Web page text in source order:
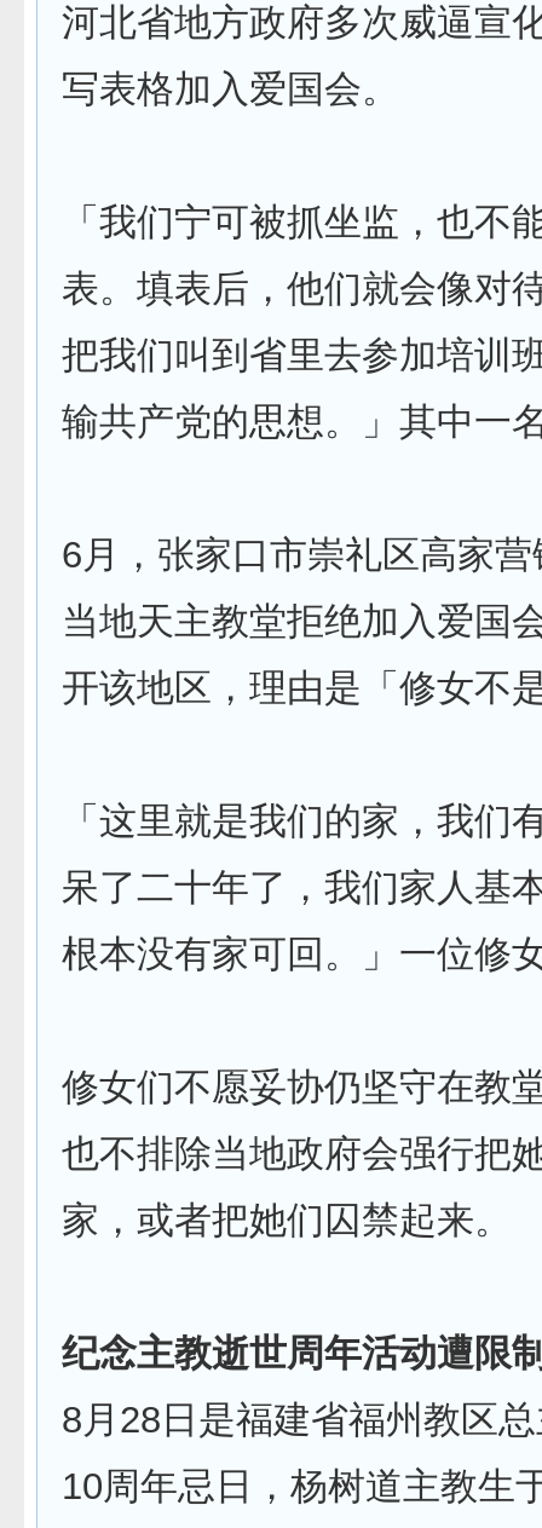
河北省地方政府多次威逼宣
写表格加入爱国会。
「我们宁可被抓坐监，也不
表。填表后，他们就会像对
把我们叫到省里去参加培训
输共产党的思想。」其中一
6月，张家口市崇礼区高家
当地天主教堂拒绝加入爱国
开该地区，理由是「修女不
「这里就是我们的家，我们
呆了二十年了，我们家人基
根本没有家可回。」一位修
修女们不愿妥协仍坚守在教
也不排除当地政府会强行把
家，或者把她们囚禁起来。
纪念主教逝世周年活动遭限
8月28日是福建省福州教区
10周年忌日，杨树道主教生